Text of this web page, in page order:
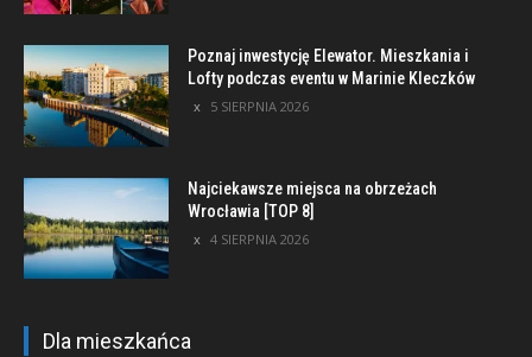
Poznaj inwestycję Elewator. Mieszkania i
Lofty podczas eventu w Marinie Kleczków
5 SIERPNIA 2026
Najciekawsze miejsca na obrzeżach
Wrocławia [TOP 8]
4 SIERPNIA 2026
Dla mieszkańca